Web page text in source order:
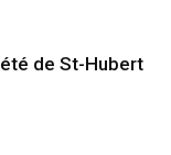
de St-Hubert